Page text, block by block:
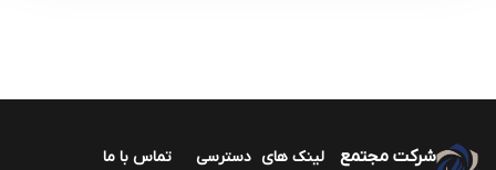
شرکت مجتمع
لینک های دسترسی
تماس با ما